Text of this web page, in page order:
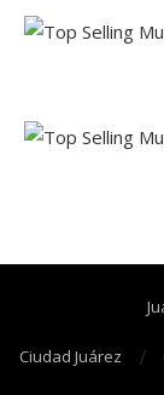
Ciudad Juárez